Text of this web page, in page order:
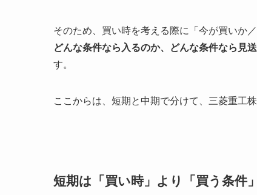
そのため、買い時を考える際に「今が買いか
どんな条件なら入るのか、どんな条件なら見
す。
ここからは、短期と中期で分けて、三菱重工
短期は「買い時」より「買う条件